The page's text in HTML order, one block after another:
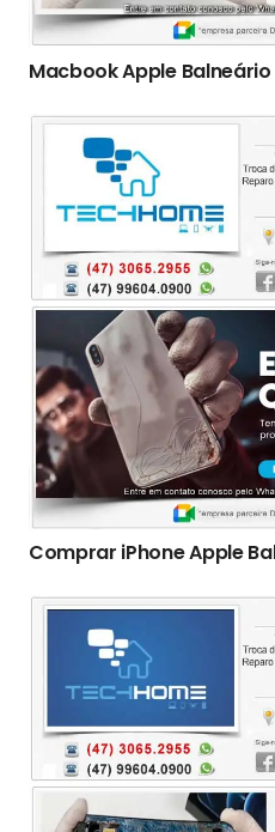
Macbook Apple
Comprar iPhone Apple